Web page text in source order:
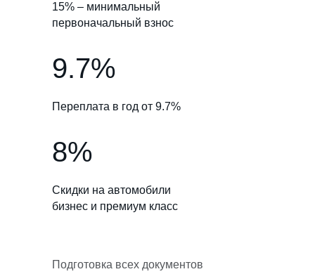
15% – минимальный
первоначальный взнос
9.7%
Переплата в год от 9.7%
8%
Скидки на автомобили
бизнес и премиум класс
Подготовка всех документов